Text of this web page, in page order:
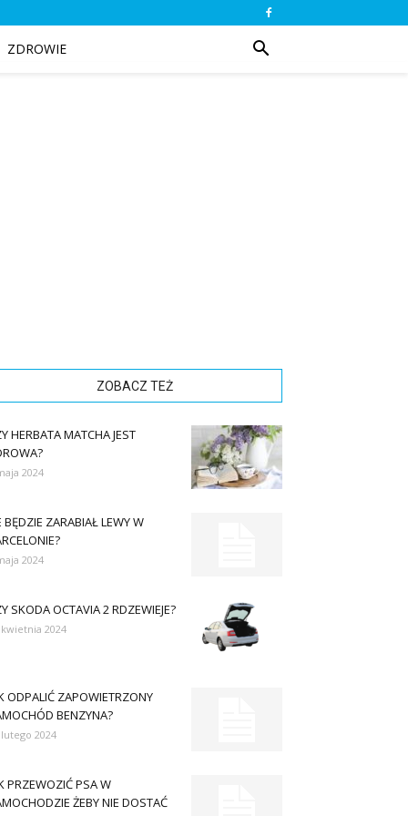
ZDROWIE
ZOBACZ TEŻ
HERBATA MATCHA JEST
2024
BĘDZIE ZARABIAŁ LEWY W
2024
SKODA OCTAVIA 2 RDZEWIEJE?
kwietnia 2024
ODPALIĆ ZAPOWIETRZONY
BENZYNA?
2024
PRZEWOZIĆ PSA W
ŻEBY NIE DOSTAĆ